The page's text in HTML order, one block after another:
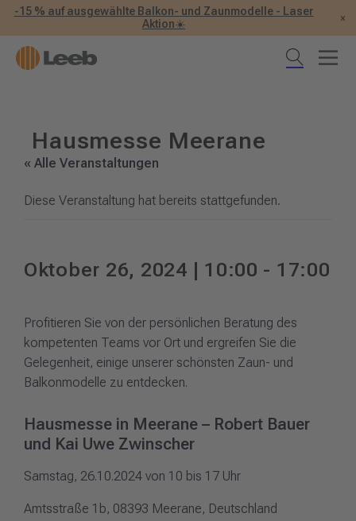
-15 % auf ausgewählte Balkon- und Zaunmodelle - Laser
Aktion☀️
×
Hausmesse Meerane
« Alle Veranstaltungen
Diese Veranstaltung hat bereits stattgefunden.
Oktober 26, 2024 | 10:00 - 17:00
Profitieren Sie von der persönlichen Beratung des
kompetenten Teams vor Ort und ergreifen Sie die
Gelegenheit, einige unserer schönsten Zaun- und
Balkonmodelle zu entdecken.
Hausmesse in Meerane – Robert Bauer
und Kai Uwe Zwinscher
Samstag, 26.10.2024 von 10 bis 17 Uhr
Amtsstraße 1b, 08393 Meerane, Deutschland